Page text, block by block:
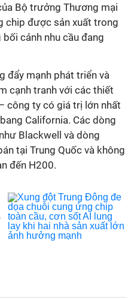
Bộ trưởng Thương mại
chip được sản xuất trong
cảnh nhu cầu đang
đẩy mạnh phát triển và
cạnh tranh với các thiết
công ty có giá trị lớn nhất
California. Các dòng
Blackwell và dòng
tại Trung Quốc và không
đến H200.